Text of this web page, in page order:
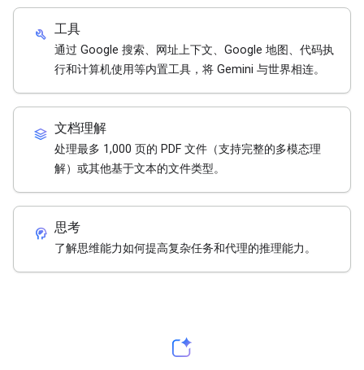
build 工具
通过 Google 搜索、网址上下文、Google 地图、代码执
行和计算机使用等内置工具，将 Gemini 与世界相连。
stacks 文档理解
处理最多 1,000 页的 PDF 文件（支持完整的多模态理
解）或其他基于文本的文件类型。
cognition_2 思考
了解思维能力如何提高复杂任务和代理的推理能力。